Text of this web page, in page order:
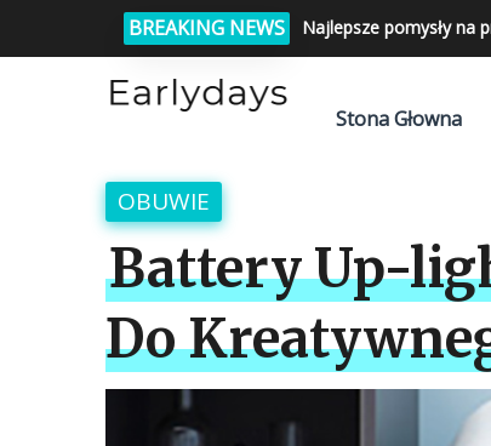
BREAKING NEWS Najlepsze pomysły na
Stona Głowna
OBUWIE
Battery Up-
Do